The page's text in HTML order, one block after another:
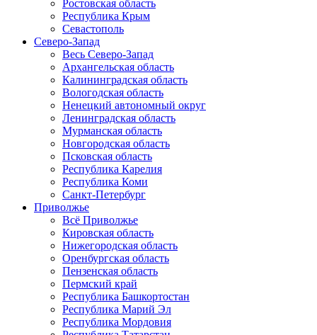
Ростовская область
Республика Крым
Севастополь
Северо-Запад
Весь Северо-Запад
Архангельская область
Калининградская область
Вологодская область
Ненецкий автономный округ
Ленинградская область
Мурманская область
Новгородская область
Псковская область
Республика Карелия
Республика Коми
Санкт-Петербург
Приволжье
Всё Приволжье
Кировская область
Нижегородская область
Оренбургская область
Пензенская область
Пермский край
Республика Башкортостан
Республика Марий Эл
Республика Мордовия